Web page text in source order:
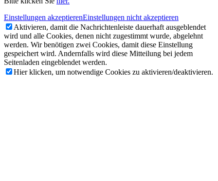
Einstellungen akzeptierenEinstellungen nicht akzeptieren
Aktivieren, damit die Nachrichtenleiste dauerhaft ausgeblendet
wird und alle Cookies, denen nicht zugestimmt wurde, abgelehnt
werden. Wir benötigen zwei Cookies, damit diese Einstellung
gespeichert wird. Andernfalls wird diese Mitteilung bei jedem
Seitenladen eingeblendet werden.
Hier klicken, um notwendige Cookies zu aktivieren/deaktivieren.